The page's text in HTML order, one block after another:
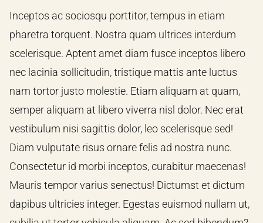
Inceptos ac sociosqu porttitor, tempus in etiam
pharetra torquent. Nostra quam ultrices interdum
scelerisque. Aptent amet diam fusce inceptos libero
nec lacinia sollicitudin, tristique mattis ante luctus
nam tortor justo molestie. Etiam aliquam at quam,
semper aliquam at libero viverra nisl dolor. Nec erat
vestibulum nisi sagittis dolor, leo scelerisque sed!
Diam vulputate risus ornare felis ad nostra nunc.
Consectetur id morbi inceptos, curabitur maecenas!
Mauris tempor varius senectus! Dictumst et dictum
dapibus ultricies integer. Egestas euismod nullam ut,